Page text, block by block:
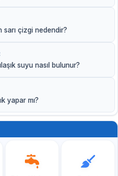
çizgi nedendir?
suyu nasıl bulunur?
yapar mı?